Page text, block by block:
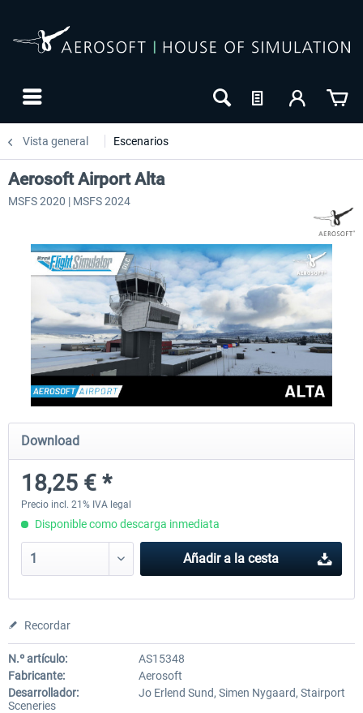
Vista general Escenarios
NUEVO
Aerosoft Offshore Landmarks: North
Sea MSFS 2024
17,28 € *
Aerosoft Mega Airport
Aerosoft Airport Alta
MSFS 2020 | MSFS 2024
Download
18,25 € *
Precio incl. 21% IVA legal
Disponible como descarga inmediata
Añadir a la cesta
Recordar
N.º artículo:
AS15348
Fabricante:
Aerosoft
Desarrollador:
Jo Erlend Sund, Simen Nygaard, Stairport
Sceneries